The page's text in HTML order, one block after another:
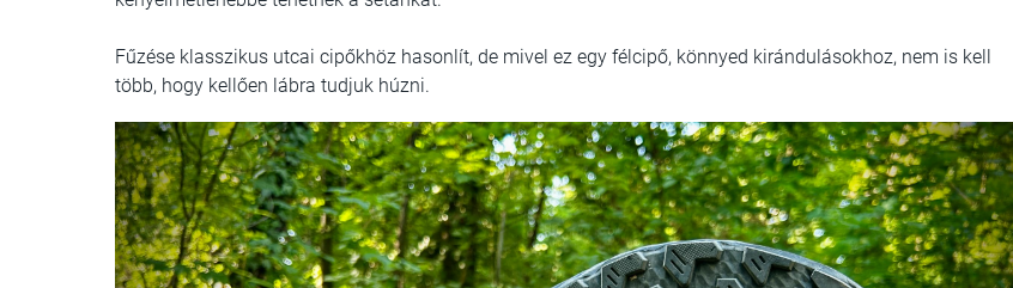
Fűzése klasszikus utcai cipőkhöz hasonlít, de mivel ez egy félcipő, könnyed kirándulásokhoz, nem is kell
több, hogy kellően lábra tudjuk húzni.